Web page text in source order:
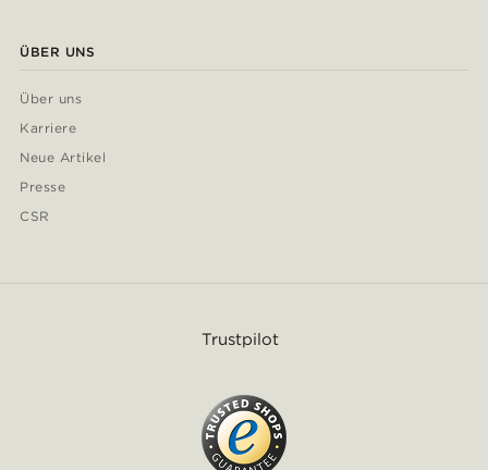
ÜBER UNS
Über uns
Karriere
Neue Artikel
Presse
CSR
Trustpilot